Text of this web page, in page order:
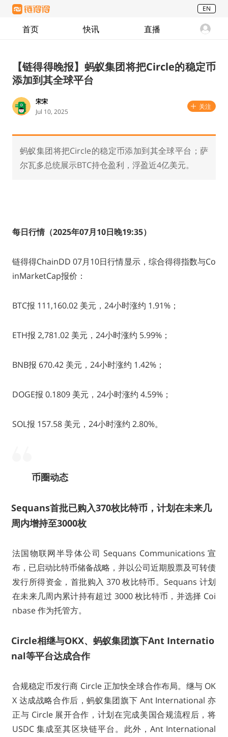
EN
首页 快讯 直播
【链得得晚报】蚂蚁集团将把Circle的稳定币
添加到其全球平台
宋宋
Jul 10, 2025
关注
蚂蚁集团将把Circle的稳定币添加到其全球平台；萨
尔瓦多总统展示BTC持仓盈利，浮盈近4亿美元。
每日行情（2025年07月10日晚19:35）
链得得ChainDD 07月10日行情显示，综合得得指数与Co
inMarketCap报价：
BTC报 111,160.02 美元，24小时涨约 1.91%；
ETH报 2,781.02 美元，24小时涨约 5.99%；
BNB报 670.42 美元，24小时涨约 1.42%；
DOGE报 0.1809 美元，24小时涨约 4.59%；
SOL报 157.58 美元，24小时涨约 2.80%。
币圈动态
Sequans首批已购入370枚比特币，计划在未来几
周内增持至3000枚
法国物联网半导体公司 Sequans Communications 宣
布，已启动比特币储备战略，并以公司近期股票及可转债
发行所得资金，首批购入 370 枚比特币。Sequans 计划
在未来几周内累计持有超过 3000 枚比特币，并选择 Coi
nbase 作为托管方。
Circle相继与OKX、蚂蚁集团旗下Ant Internatio
nal等平台达成合作
合规稳定币发行商 Circle 正加快全球合作布局。继与 OK
X 达成战略合作后，蚂蚁集团旗下 Ant International 亦
正与 Circle 展开合作，计划在完成美国合规流程后，将
USDC 集成至其区块链平台。此外，Ant International